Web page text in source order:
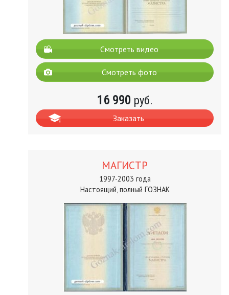
Смотреть видео
Смотреть фото
16 990 руб.
Заказать
МАГИСТР
1997-2003 года
Настоящий, полный ГОЗНАК